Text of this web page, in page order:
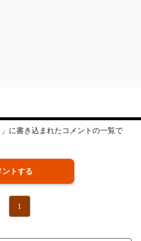
に書き込まれたコメントの一覧で
ントする
1